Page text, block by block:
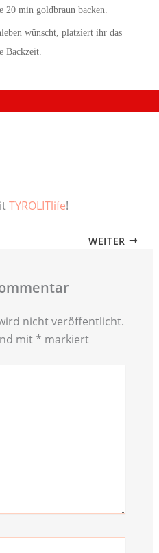
20 min goldbraun backen.
wünscht, platziert ihr das
Backzeit.
TYROLITlife!
WEITER
nicht veröffentlicht.
mit * markiert